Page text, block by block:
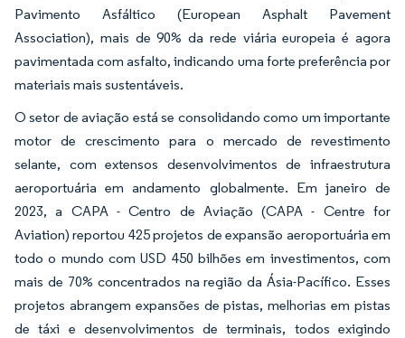
Pavimento Asfáltico (European Asphalt Pavement
Association), mais de 90% da rede viária europeia é agora
pavimentada com asfalto, indicando uma forte preferência por
materiais mais sustentáveis.
O setor de aviação está se consolidando como um importante
motor de crescimento para o mercado de revestimento
selante, com extensos desenvolvimentos de infraestrutura
aeroportuária em andamento globalmente. Em janeiro de
2023, a CAPA - Centro de Aviação (CAPA - Centre for
Aviation) reportou 425 projetos de expansão aeroportuária em
todo o mundo com USD 450 bilhões em investimentos, com
mais de 70% concentrados na região da Ásia-Pacífico. Esses
projetos abrangem expansões de pistas, melhorias em pistas
de táxi e desenvolvimentos de terminais, todos exigindo